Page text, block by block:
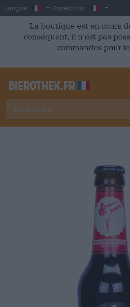
Skip to main content
Langue: French
Expédition: France
La boutique est en cours
conséquent, il n’est pas
commandes pour